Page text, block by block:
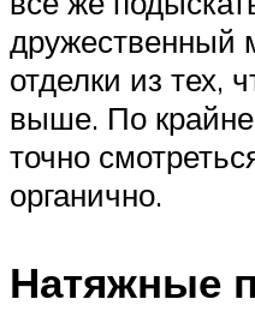
дружественный
отделки из тех,
выше. По
точно
органично.
Натяжные